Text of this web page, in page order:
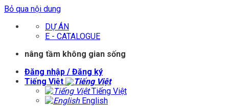
Bỏ qua nội dung
DỰ ÁN
E - CATALOGUE
nâng tầm không gian sống
Đăng nhập / Đăng ký
Tiếng Việt
Tiếng Việt
English